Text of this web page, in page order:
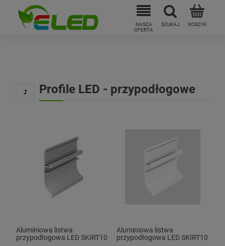
Profile LED - przypodłogowe
Aluminiowa listwa
przypodłogowa LED SKIRT10
Aluminiowa listwa
przypodłogowa LED SKIRT10